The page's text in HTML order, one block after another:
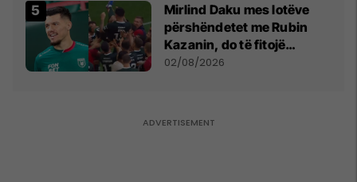
Mirlind Daku mes lotëve
përshëndetet me Rubin
Kazanin, do të fitojë
miliona te Spartak Moska
02/08/2026